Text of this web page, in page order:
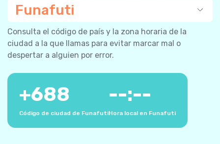
Funafuti
Consulta el código de país y la zona horaria de la
ciudad a la que llamas para evitar marcar mal o
despertar a alguien por error.
+688
Código de ciudad de Funafuti
--:--
Hora local en Funafuti